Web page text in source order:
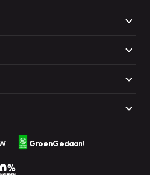
GroenGedaan!